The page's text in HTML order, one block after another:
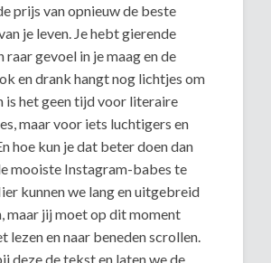
prijs van opnieuw de beste
je leven. Je hebt gierende
raar gevoel in je maag en de
en drank hangt nog lichtjes om
is het geen tijd voor literaire
maar voor iets luchtigers en
hoe kun je dat beter doen dan
mooiste Instagram-babes te
kunnen we lang en uitgebreid
maar jij moet op dit moment
lezen en naar beneden scrollen.
deze de tekst en laten we de